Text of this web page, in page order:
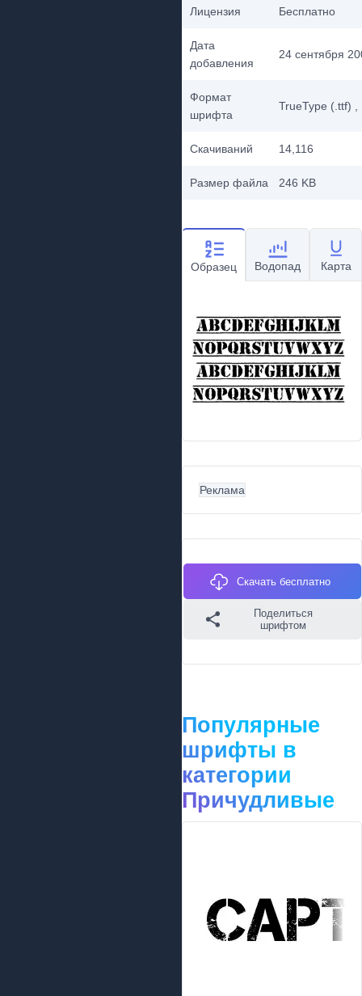
Лицензия Бесплатно
Дата
добавления
24 сентября
Формат
шрифта
TrueType (.ttf)
Скачиваний 14,116
Размер файла 246 KB
Образец Водопад Карта
Реклама
Скачать бесплатно
Поделиться
шрифтом
Популярные
шрифты в
категории
Причудливые